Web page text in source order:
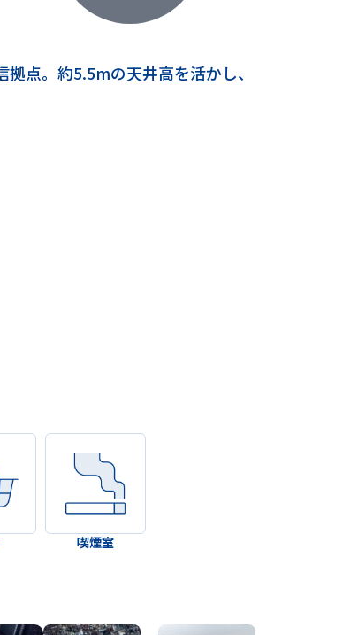
点。約5.5mの天井高を活かし、
喫煙室